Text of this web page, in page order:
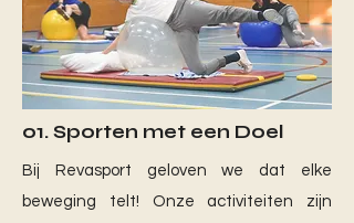
01.Sporten met een Doel
Bij Revasport geloven we dat elke
beweging telt! Onze activiteiten zijn